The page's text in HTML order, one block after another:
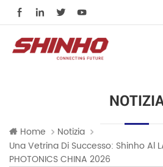
Home
Notizia
Una Vetrina Di Successo: Shinho Al
PHOTONICS CHINA 2026